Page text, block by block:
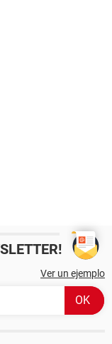
Ver un ejemplo